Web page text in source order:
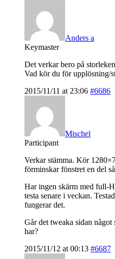
Anders a
Keymaster
Det verkar bero på
Vad kör du för upplösning/
2015/11/11 at 23:06 #6686
Mischel
Participant
Verkar stämma. Kör
förminskar fönstret en del
Har ingen skärm med full-
testa senare i veckan.
fungerar det.
Går det tweaka sidan något
har?
2015/11/12 at 00:13 #6687